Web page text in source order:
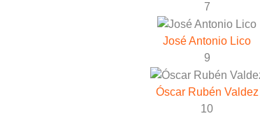
7
José Antonio Lico
9
Óscar Rubén Valdez
10